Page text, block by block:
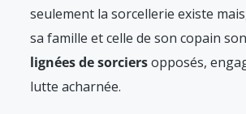
seulement la sorcellerie existe
sa famille et celle de son copain
lignées de sorciersopposés,
lutte acharnée.